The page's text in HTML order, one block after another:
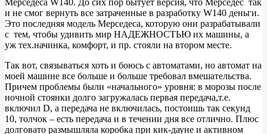
и не смог вернуть все затраченные в разработку W140 деньги.
Это последняя модель Мерседеса, которую они разрабатывали
с тем, чтобы удивить мир НАДЕЖНОСТЬЮ их машины, а
уж тех.начинка, комфорт, и пр. стояли на втором месте.
Так вот, связываться хоть и боюсь с автоматами, но автомат на
моей машине все больше и больше требовал вмешательства.
Причем проблемы были «начального» уровня: в морозы после
ночной стоянки долго загружалась первая передача,т.е.
включил D, а передача не включилась, постоишь так секунд
10, толчок – есть передача и в течении дня все отлично. Плюс
долговато размышляла коробка при кик-дауне и активном